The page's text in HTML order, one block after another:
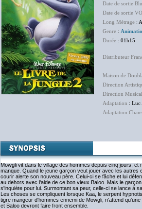
Date de sortie
Date de sortie
Long Métrage :
Genre :
Durée : 01h15
Distributeur
The Walt
Maison de
Direction
Direction
Adaptation : Luc
Adaptation
Louis
Mowgli vit dans le village des hommes depuis cinq jours, et
manque. Quand le jeune garçon veut jouer avec les autres
courir alerte son nouveau père. Celui-ci se fâche et lui
au dehors avec l'aide de ce bon vieux Baloo. Mais le
s'inquiète pour lui. Surmontant sa peur, celle-ci se lance à
Les choses se compliquent lorsque Kaa, le serpent
tigre mangeur d'hommes ennemi de Mowgli, n'attend
et Baloo devront faire front ensemble.